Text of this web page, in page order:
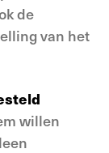
de
van het
willen